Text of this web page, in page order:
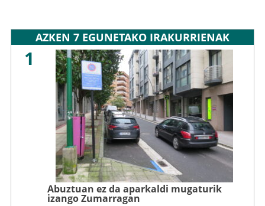
AZKEN 7 EGUNETAKO IRAKURRIENAK
1
Abuztuan ez da aparkaldi mugaturik
izango Zumarragan